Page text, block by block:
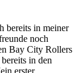
bereits in meiner
noch
Bay City Rollers
in den
erster